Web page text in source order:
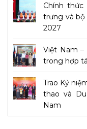
Chính
trưng và bộ
2027
Việt Nam
trong hợp
Trao Kỷ
thao và
Nam